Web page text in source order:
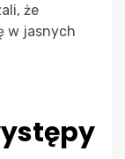
że
w jasnych